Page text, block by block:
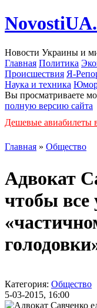
Новости Украины и
Главная Политика
Происшествия Я-
Наука и техника
Вы просматриваете
полную версию сайта
Дешевые авиабилеты
Главная » Общество
Адвокат
чтобы все
Категория: Общество
5-03-2015, 16:00